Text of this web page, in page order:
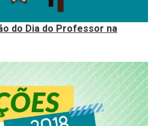
do Dia do Professor na